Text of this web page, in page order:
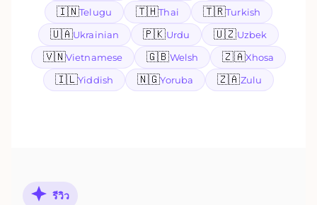
🇮🇳Telugu 🇹🇭Thai 🇹🇷Turkish
🇺🇦Ukrainian 🇵🇰Urdu 🇺🇿Uzbek
🇻🇳Vietnamese 🇬🇧Welsh 🇿🇦Xhosa
🇮🇱Yiddish 🇳🇬Yoruba 🇿🇦Zulu
รีวิว